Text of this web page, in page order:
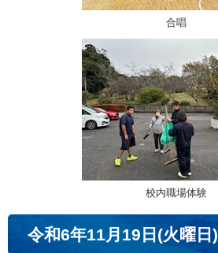
合唱
校内職場体験
令和6年11月19日(火曜日)